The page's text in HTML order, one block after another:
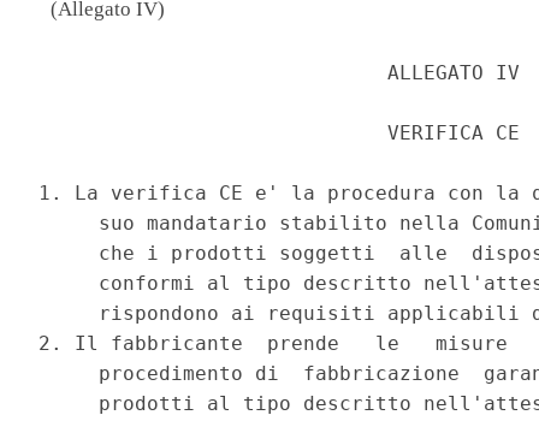
(Allegato IV)
                             ALLEGATO IV
                             VERIFICA CE
1. La verifica CE e' la procedura con
suo mandatario stabilito nella
che i prodotti soggetti  alle
conformi al tipo descritto
rispondono ai requisiti applicabili
2. Il fabbricante  prende   le   misure
procedimento di  fabbricazione
prodotti al tipo descritto